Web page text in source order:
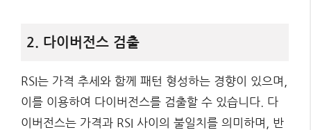
2. 다이버전스 검출
RSI는 가격 추세와 함께 패턴 형성하는 경향이 있으며,
이를 이용하여 다이버전스를 검출할 수 있습니다. 다
이버전스는 가격과 RSI 사이의 불일치를 의미하며, 반